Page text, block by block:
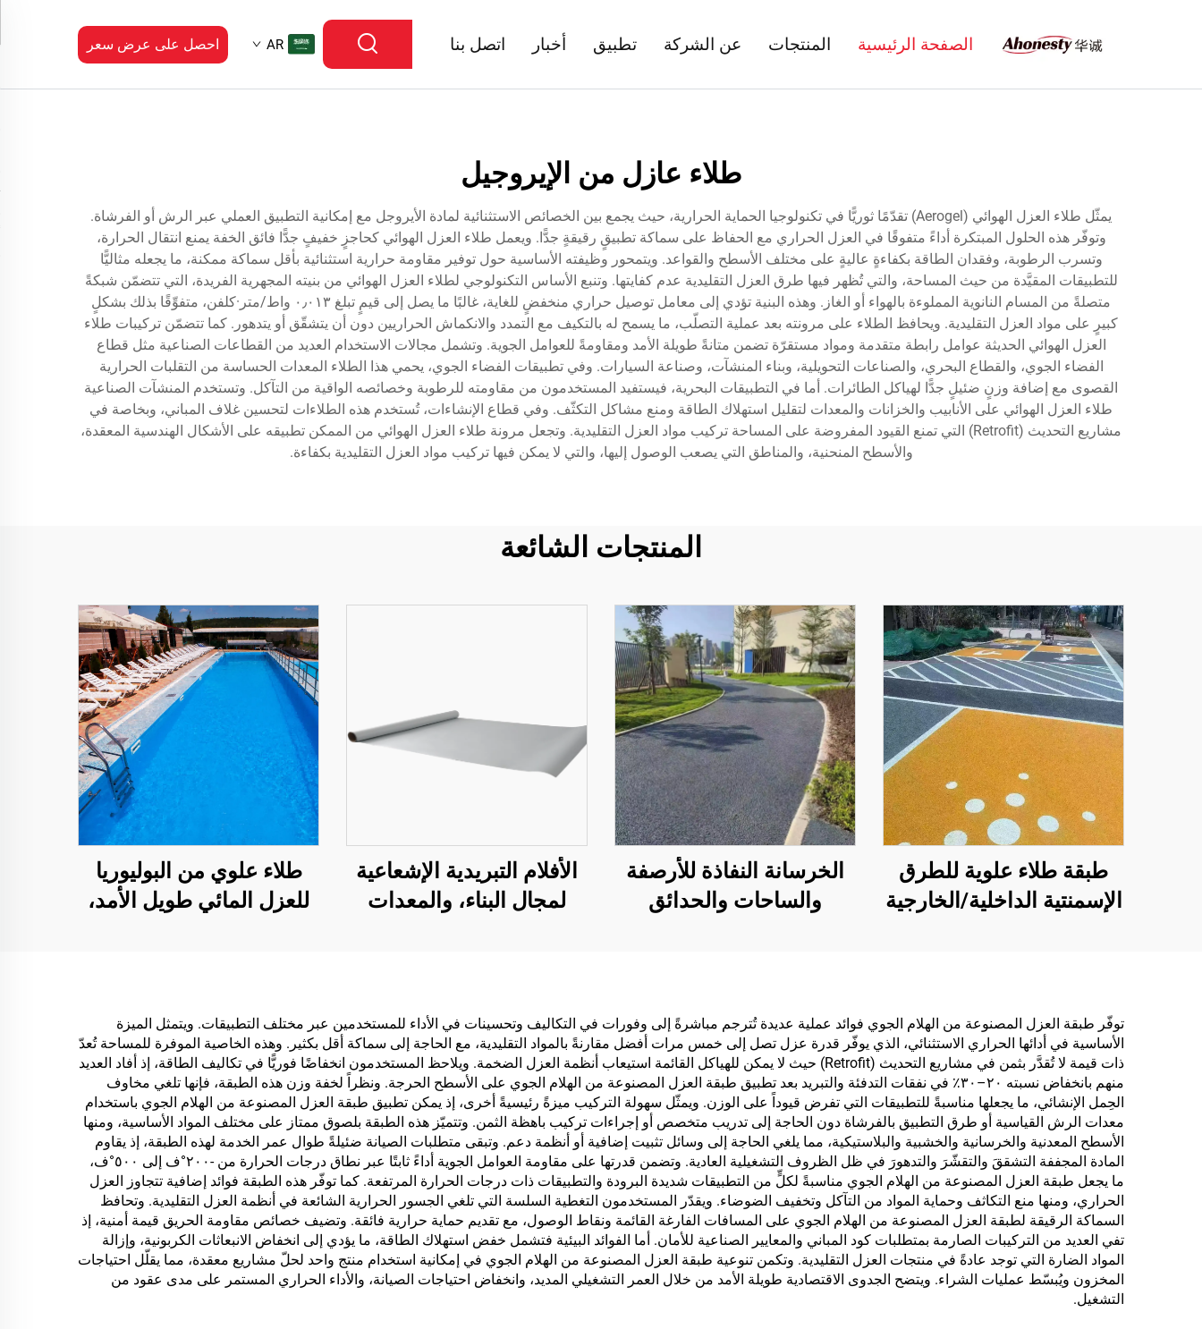
الصفحة الرئيسية المنتجات عن الشركة تطبيق أخبار اتصل بنا AR احصل على عرض سعر
طلاء عازل من الإيروجيل
يمثّل طلاء العزل الهوائي (Aerogel) تقدّمًا ثوريًّا في تكنولوجيا الحماية الحرارية، حيث يجمع بين الخصائص الاستثنائية لمادة الأيروجل مع إمكانية التطبيق العملي عبر الرش أو الفرشاة.
وتوفّر هذه الحلول المبتكرة أداءً متفوقًا في العزل الحراري مع الحفاظ على سماكة تطبيقٍ رقيقةٍ جدًّا. ويعمل طلاء العزل الهوائي كحاجزٍ خفيفٍ جدًّا فائق الخفة يمنع انتقال الحرارة،
وتسرب الرطوبة، وفقدان الطاقة بكفاءةٍ عاليةٍ على مختلف الأسطح والقواعد. ويتمحور وظيفته الأساسية حول توفير مقاومة حرارية استثنائية بأقل سماكة ممكنة، ما يجعله مثاليًّا
للتطبيقات المقيَّدة من حيث المساحة، والتي تُظهر فيها طرق العزل التقليدية عدم كفايتها. وتنبع الأساس التكنولوجي لطلاء العزل الهوائي من بنيته المجهرية الفريدة، التي تتضمّن شبكةً
متصلةً من المسام النانوية المملوءة بالهواء أو الغاز. وهذه البنية تؤدي إلى معامل توصيل حراري منخفضٍ للغاية، غالبًا ما يصل إلى قيمٍ تبلغ ٠٫٠١٣ واط/متر·كلفن، متفوِّقًا بذلك بشكلٍ
كبيرٍ على مواد العزل التقليدية. ويحافظ الطلاء على مرونته بعد عملية التصلّب، ما يسمح له بالتكيف مع التمدد والانكماش الحراريين دون أن يتشقّق أو يتدهور. كما تتضمّن تركيبات طلاء
العزل الهوائي الحديثة عوامل رابطة متقدمة ومواد مستقرّة تضمن متانةً طويلة الأمد ومقاومةً للعوامل الجوية. وتشمل مجالات الاستخدام العديد من القطاعات الصناعية مثل قطاع
الفضاء الجوي، والقطاع البحري، والصناعات التحويلية، وبناء المنشآت، وصناعة السيارات. وفي تطبيقات الفضاء الجوي، يحمي هذا الطلاء المعدات الحساسة من التقلبات الحرارية
القصوى مع إضافة وزنٍ ضئيلٍ جدًّا لهياكل الطائرات. أما في التطبيقات البحرية، فيستفيد المستخدمون من مقاومته للرطوبة وخصائصه الواقية من التآكل. وتستخدم المنشآت الصناعية
طلاء العزل الهوائي على الأنابيب والخزانات والمعدات لتقليل استهلاك الطاقة ومنع مشاكل التكثّف. وفي قطاع الإنشاءات، تُستخدم هذه الطلاءات لتحسين غلاف المباني، وبخاصة في
مشاريع التحديث (Retrofit) التي تمنع القيود المفروضة على المساحة تركيب مواد العزل التقليدية. وتجعل مرونة طلاء العزل الهوائي من الممكن تطبيقه على الأشكال الهندسية المعقدة،
والأسطح المنحنية، والمناطق التي يصعب الوصول إليها، والتي لا يمكن فيها تركيب مواد العزل التقليدية بكفاءة.
المنتجات الشائعة
طبقة طلاء علوية للطرق
الإسمنتية الداخلية/الخارجية
للأسفلت، وإعادة تجديد
البولي يوريثان السيليكوني،
وخلائط PMA، وحبيبات
EPDM، والركائز الإيبوكسية
القابلة للذوبان في الماء أو
الزيت، والرخام، وبلاط
الأرضيات، والخرسانة
المسامية، وتطبيقات
المركبات وغيرها
الخرسانة النفاذة للأرصفة
والساحات والحدائق
الإسفنجية
الأفلام التبريدية الإشعاعية
لمجال البناء، والمعدات
الحبوب، ووسائل النقل
والمرافق الخارجية،
والتطبيقات الناشئة في
أنماط الحياة
طلاء علوي من البوليوريا
للعزل المائي طويل الأمد،
توفّر طبقة العزل المصنوعة من الهلام الجوي فوائد عملية عديدة تُترجم مباشرةً إلى وفورات في التكاليف وتحسينات في الأداء للمستخدمين عبر مختلف التطبيقات. ويتمثل الميزة
الأساسية في أدائها الحراري الاستثنائي، الذي يوفّر قدرة عزل تصل إلى خمس مرات أفضل مقارنةً بالمواد التقليدية، مع الحاجة إلى سماكة أقل بكثير. وهذه الخاصية الموفرة للمساحة تُعدّ
ذات قيمة لا تُقدَّر بثمن في مشاريع التحديث (Retrofit) حيث لا يمكن للهياكل القائمة استيعاب أنظمة العزل الضخمة. ويلاحظ المستخدمون انخفاضًا فوريًّا في تكاليف الطاقة، إذ أفاد العديد
منهم بانخفاض نسبته ٢٠–٣٠٪ في نفقات التدفئة والتبريد بعد تطبيق طبقة العزل المصنوعة من الهلام الجوي على الأسطح الحرجة. ونظراً لخفة وزن هذه الطبقة، فإنها تلغي مخاوف
الحِمل الإنشائي، ما يجعلها مناسبةً للتطبيقات التي تفرض قيوداً على الوزن. ويمثّل سهولة التركيب ميزةً رئيسيةً أخرى، إذ يمكن تطبيق طبقة العزل المصنوعة من الهلام الجوي باستخدام
معدات الرش القياسية أو طرق التطبيق بالفرشاة دون الحاجة إلى تدريب متخصص أو إجراءات تركيب باهظة الثمن. وتتميّز هذه الطبقة بلصوق ممتاز على مختلف المواد الأساسية، ومنها
الأسطح المعدنية والخرسانية والخشبية والبلاستيكية، مما يلغي الحاجة إلى وسائل تثبيت إضافية أو أنظمة دعم. وتبقى متطلبات الصيانة ضئيلةً طوال عمر الخدمة لهذه الطبقة، إذ يقاوم
المادة المجففة التشققَ والتقشّرَ والتدهورَ في ظل الظروف التشغيلية العادية. وتضمن قدرتها على مقاومة العوامل الجوية أداءً ثابتًا عبر نطاق درجات الحرارة من -٢٠٠°ف إلى ٥٠٠°ف،
ما يجعل طبقة العزل المصنوعة من الهلام الجوي مناسبةً لكلٍّ من التطبيقات شديدة البرودة والتطبيقات ذات درجات الحرارة المرتفعة. كما توفّر هذه الطبقة فوائد إضافية تتجاوز العزل
الحراري، ومنها منع التكاثف وحماية المواد من التآكل وتخفيف الضوضاء. ويقدّر المستخدمون التغطية السلسة التي تلغي الجسور الحرارية الشائعة في أنظمة العزل التقليدية. وتحافظ
السماكة الرقيقة لطبقة العزل المصنوعة من الهلام الجوي على المسافات الفارغة القائمة ونقاط الوصول، مع تقديم حماية حرارية فائقة. وتضيف خصائص مقاومة الحريق قيمة أمنية، إذ
تفي العديد من التركيبات الصارمة بمتطلبات كود المباني والمعايير الصناعية للأمان. أما الفوائد البيئية فتشمل خفض استهلاك الطاقة، ما يؤدي إلى انخفاض الانبعاثات الكربونية، وإزالة
المواد الضارة التي توجد عادةً في منتجات العزل التقليدية. وتكمن تنوعية طبقة العزل المصنوعة من الهلام الجوي في إمكانية استخدام منتج واحد لحلّ مشاريع معقدة، مما يقلّل احتياجات
المخزون ويُبسّط عمليات الشراء. ويتضح الجدوى الاقتصادية طويلة الأمد من خلال العمر التشغيلي المديد، وانخفاض احتياجات الصيانة، والأداء الحراري المستمر على مدى عقود من
التشغيل.